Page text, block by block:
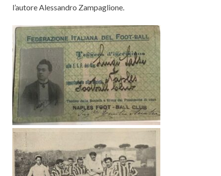
l’autore Alessandro Zampaglione.